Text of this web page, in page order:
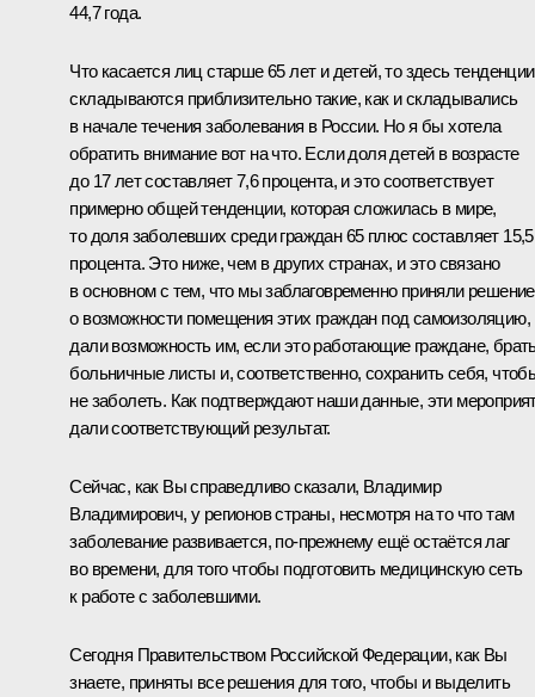
44,7 года.
Что касается лиц старше 65 лет и детей, то здесь тенденции
складываются приблизительно такие, как и складывались
в начале течения заболевания в России. Но я бы хотела
обратить внимание вот на что. Если доля детей в возрасте
до 17 лет составляет 7,6 процента, и это соответствует
примерно общей тенденции, которая сложилась в мире,
то доля заболевших среди граждан 65 плюс составляет 15,5
процента. Это ниже, чем в других странах, и это связано
в основном с тем, что мы заблаговременно приняли решение
о возможности помещения этих граждан под самоизоляцию,
дали возможность им, если это работающие граждане,
больничные листы и, соответственно, сохранить себя,
не заболеть. Как подтверждают наши данные, эти
дали соответствующий результат.
Сейчас, как Вы справедливо сказали, Владимир
Владимирович, у регионов страны, несмотря на то что там
заболевание развивается, по-прежнему ещё остаётся лаг
во времени, для того чтобы подготовить медицинскую сеть
к работе с заболевшими.
Сегодня Правительством Российской Федерации, как Вы
знаете, приняты все решения для того, чтобы и выделить